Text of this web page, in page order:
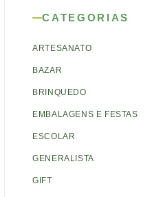
CATEGORIAS
ARTESANATO
BAZAR
BRINQUEDO
EMBALAGENS E FESTAS
ESCOLAR
GENERALISTA
GIFT